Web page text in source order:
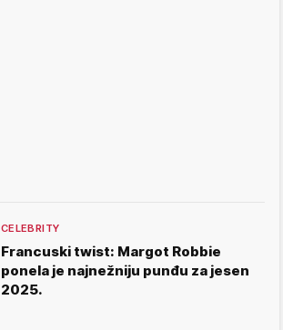
CELEBRITY
Francuski twist: Margot Robbie
ponela je najnežniju punđu za jesen
2025.